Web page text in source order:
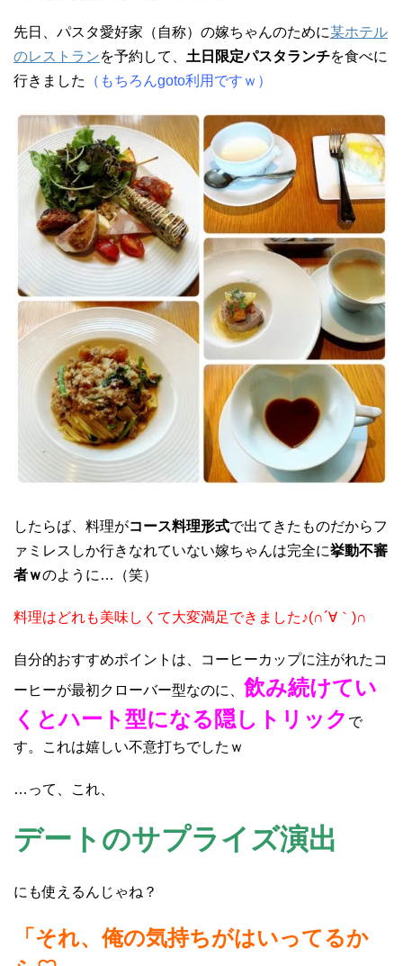
先日、パスタ愛好家（自称）の嫁ちゃんのために某ホテル
のレストランを予約して、 土日限定パスタランチを食べに
行きました
（もちろんgoto利用ですｗ）
したらば、料理がコース料理形式で出てきたものだからフ
ァミレスしか行きなれていない嫁ちゃんは完全に挙動不審
者ｗのように…（笑）
料理はどれも美味しくて大変満足できました♪(∩´∀｀)∩
自分的おすすめポイントは、コーヒーカップに注がれたコ
ーヒーが最初クローバー型なのに、 飲み続けてい
くとハート型になる隠しトリック で
す。これは嬉しい不意打ちでしたｗ
…って、これ、
デートのサプライズ演出
にも使えるんじゃね？
「それ、俺の気持ちがはいってるか